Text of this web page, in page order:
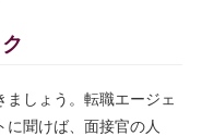
しょう。転職エージェ
に聞けば、面接官の人